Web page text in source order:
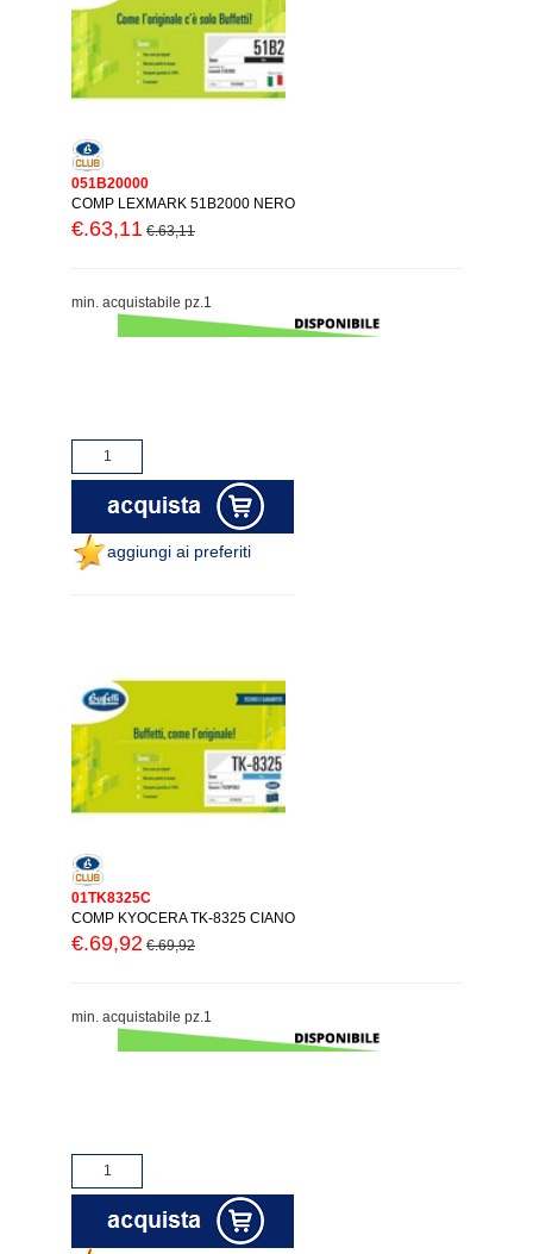
051B20000
COMP LEXMARK 51B2000 NERO
€.63,11 €.63,11
min. acquistabile pz.1
aggiungi ai preferiti
01TK8325C
COMP KYOCERA TK-8325 CIANO
€.69,92 €.69,92
min. acquistabile pz.1